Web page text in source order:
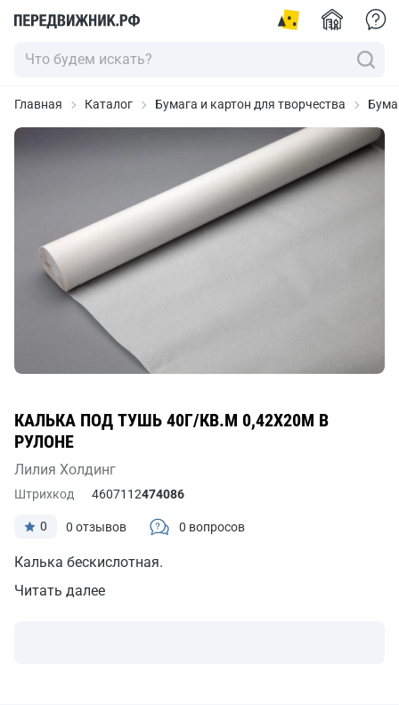
Главная Каталог Бумага и картон для творчества
КАЛЬКА ПОД ТУШЬ 40Г/КВ.М 0,42Х20М В
РУЛОНЕ
Лилия Холдинг
0 0 отзывов 0 вопросов
Штрихкод 4607112474086
Калька бескислотная.
Читать далее